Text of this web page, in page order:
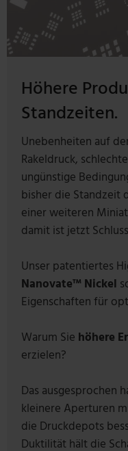
Höhere
Standzeiten.
Unebenheiten auf
Rakeldruck,
ungünstige
bisher die Standzeit
einer weiteren
damit ist jetzt
Unser patentiertes
Nanovate™ Nickel
Eigenschaften für
Warum Sie höhere
erzielen?
Das ausgesprochen
kleinere Aperturen
die Druckdepots
Duktilität hält die